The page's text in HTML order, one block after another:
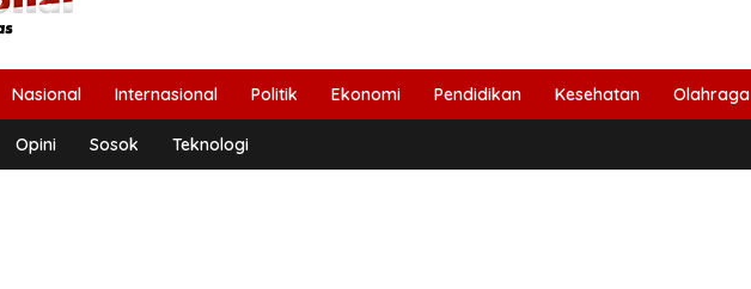
Nasional Internasional Politik Ekonomi Pendidikan Kesehatan Olahraga
Opini Sosok Teknologi